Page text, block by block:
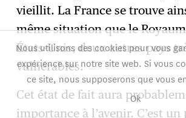
vieillit. La France se trouve
même situation que le
États-Unis, deux autres pays
vulnérables.
Cet état de fait aura
importance à l’avenir. C’est
Nous utilisons des cookies pour vous
expérience sur notre site web. Si vous
ce site, nous supposerons que vous
Ok